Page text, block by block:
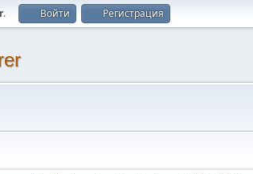
. Войти Регистрация